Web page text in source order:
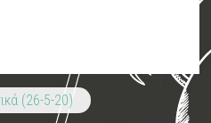
(26-5-20)